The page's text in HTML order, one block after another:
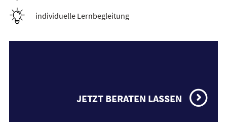
individuelle Lernbegleitung
JETZT BERATEN LASSEN